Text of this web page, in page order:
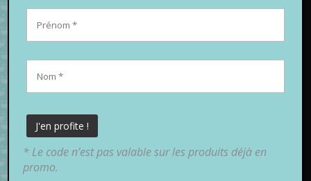
* Le code n’est pas valable sur les produits déjà en
promo.